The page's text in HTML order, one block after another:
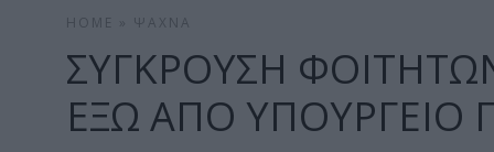
HOME ΨΑΧΝΆ
ΣΥΓΚΡΟΥΣΗ
ΕΞΩ ΑΠΟ ΥΠΟΥΡΓΕΙΟ